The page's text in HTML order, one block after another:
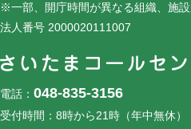
※一部、開庁時間が異なる組織、施設
法人番号 2000020111007
電話： 048-835-3156
受付時間：8時から21時（年中無休）